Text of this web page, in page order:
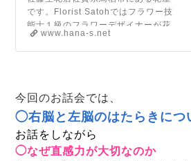
市
です。Florist Satohではフラワー技
能士１級のフラワーデザイナーが花
束やアレンジをつくります。ドライ
フラワー、ソープフラワーなど記念
でお届けするお手伝いをしていま
す。
www.hana-s.net
今回のお話会では、
◯右脳と左脳のはたらきにつ
お話をしながら
◯なぜ直感力が大切なのか